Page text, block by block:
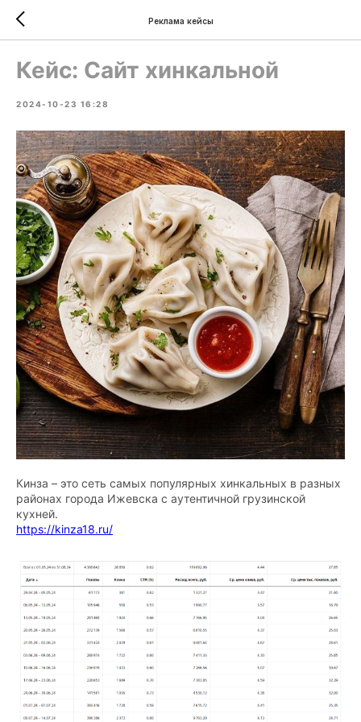
Реклама кейсы
Кейс: Сайт хинкальной
2024-10-23 16:28
Кинза – это сеть самых популярных хинкальных в разных
районах города Ижевска с аутентичной грузинской
кухней.
https://kinza18.ru/